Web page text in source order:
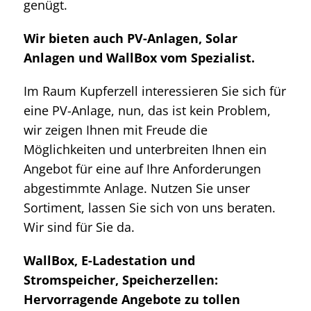
genügt.
Wir bieten auch PV-Anlagen, Solar
Anlagen und WallBox vom Spezialist.
Im Raum Kupferzell interessieren Sie sich für
eine PV-Anlage, nun, das ist kein Problem,
wir zeigen Ihnen mit Freude die
Möglichkeiten und unterbreiten Ihnen ein
Angebot für eine auf Ihre Anforderungen
abgestimmte Anlage. Nutzen Sie unser
Sortiment, lassen Sie sich von uns beraten.
Wir sind für Sie da.
WallBox, E-Ladestation und
Stromspeicher, Speicherzellen:
Hervorragende Angebote zu tollen